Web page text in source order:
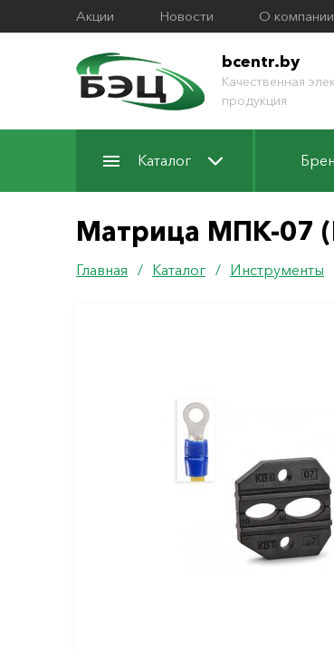
Акции Новости О компании
bcentr.by
Качественная
продукция
Каталог
Матрица МПК-07
Главная / Каталог / Инструменты